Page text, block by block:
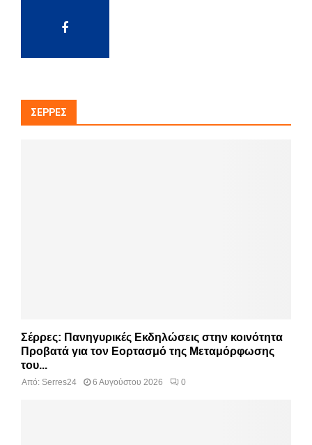
ΣΈΡΡΕΣ
Σέρρες: Πανηγυρικές Εκδηλώσεις στην κοινότητα
Προβατά για τον Εορτασμό της Μεταμόρφωσης
του...
Από: Serres24 6 Αυγούστου 2026 0